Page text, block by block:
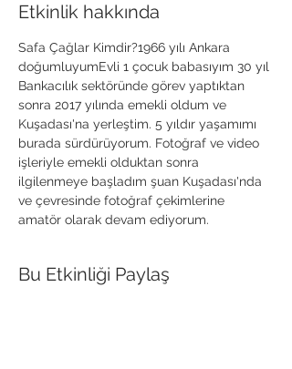
Etkinlik hakkında
Safa Çağlar Kimdir?1966 yılı Ankara
doğumluyumEvli 1 çocuk babasıyım 30 yıl
Bankacılık sektöründe görev yaptıktan
sonra 2017 yılında emekli oldum ve
Kuşadası'na yerleştim. 5 yıldır yaşamımı
burada sürdürüyorum. Fotoğraf ve video
işleriyle emekli olduktan sonra
ilgilenmeye başladım şuan Kuşadası'nda
ve çevresinde fotoğraf çekimlerine
amatör olarak devam ediyorum.
Bu Etkinliği Paylaş